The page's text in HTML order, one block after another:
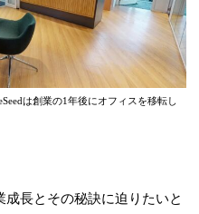
は創業の1年後にオフィスを移転し
成長とその秘訣に迫りたいと